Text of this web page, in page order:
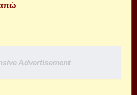
Advertisement